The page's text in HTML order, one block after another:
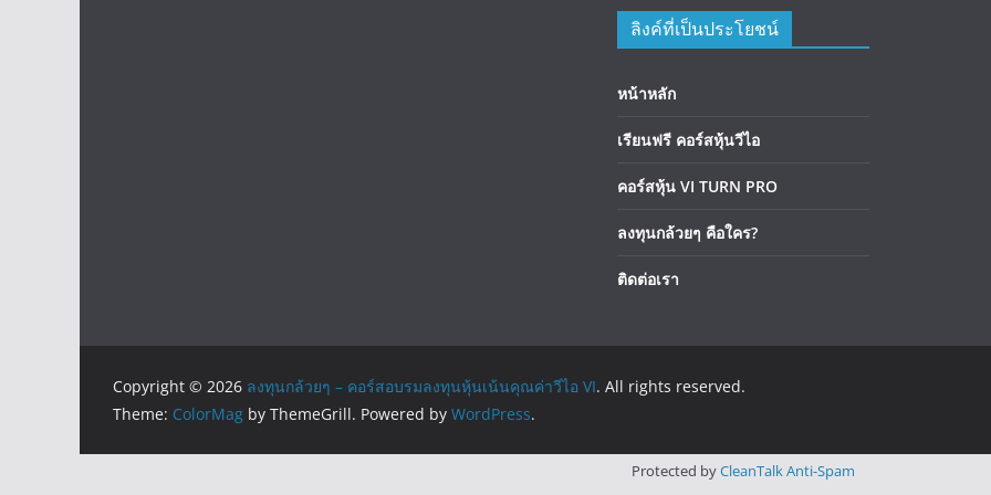
ลิงค์ที่เป็นประโยชน์
หน้าหลัก
เรียนฟรี คอร์สหุ้นวีไอ
คอร์สหุ้น VI TURN PRO
ลงทุนกล้วยๆ คือใคร?
ติดต่อเรา
Copyright © 2026 ลงทุนกล้วยๆ – คอร์สอบรมลงทุนหุ้นเน้นคุณค่าวีไอ VI. All rights reserved.
Theme: ColorMag by ThemeGrill. Powered by WordPress.
Protected byCleanTalk Anti-Spam